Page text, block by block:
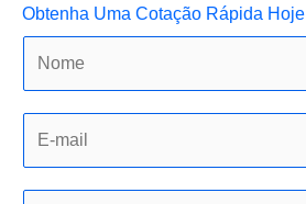
Obtenha Uma Cotação Rápida Hoje